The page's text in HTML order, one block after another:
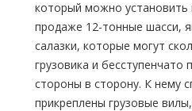
который можно
продаже 12-тонные шасси,
салазки, которые могут
грузовика и бесступенчато
стороны в сторону. К нему
прикреплены грузовые